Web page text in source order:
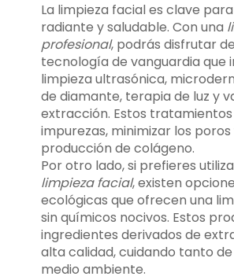
La limpieza facial es clave
radiante y saludable. Con una
profesional, podrás disfrutar
tecnología de vanguardia que
limpieza ultrasónica,
de diamante, terapia de luz y
extracción. Estos
impurezas, minimizar los
producción de colágeno.
Por otro lado, si prefieres
limpieza facial, existen
ecológicas que ofrecen una
sin químicos nocivos. Estos
ingredientes derivados de
alta calidad, cuidando tanto
medio ambiente.